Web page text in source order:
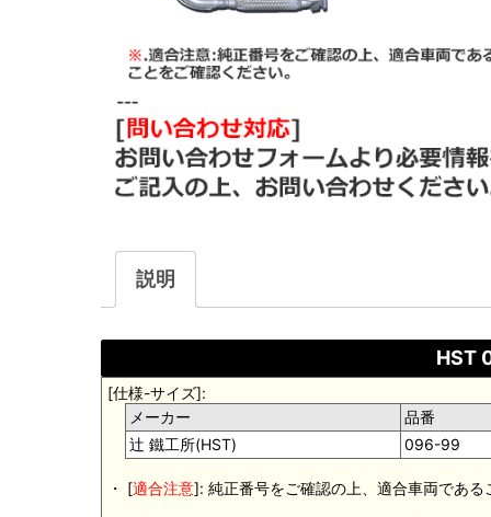
説明
HST
[仕様-サイズ]:
メーカー
品番
辻 鐵工所(HST)
096-99
・ [適合注意]: 純正番号をご確認の上、適合車両である